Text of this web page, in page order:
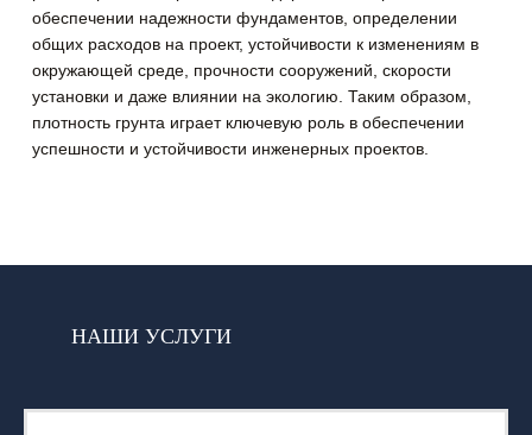
обеспечении надежности фундаментов, определении
общих расходов на проект, устойчивости к изменениям в
окружающей среде, прочности сооружений, скорости
установки и даже влиянии на экологию. Таким образом,
плотность грунта играет ключевую роль в обеспечении
успешности и устойчивости инженерных проектов.
НАШИ УСЛУГИ